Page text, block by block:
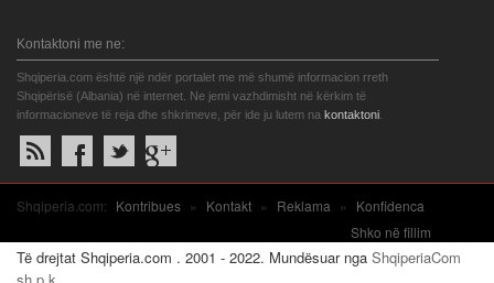
Kontaktoni me ne:
Shqiperia.com është një ndër portalet me më shumë informacion rreth
Shqipërisë (Albania) në internet. Ne jemi vazhdimisht në kërkim të
informacioneve të reja dhe shkrimeve, për ide ju lutem na kontaktoni.
Shqiperia.com: Kontribues » Kontakt » Reklama »
Konfidenca
Shko në fillim
Të drejtat Shqiperia.com . 2001 - 2022. Mundësuar nga ShqiperiaCom